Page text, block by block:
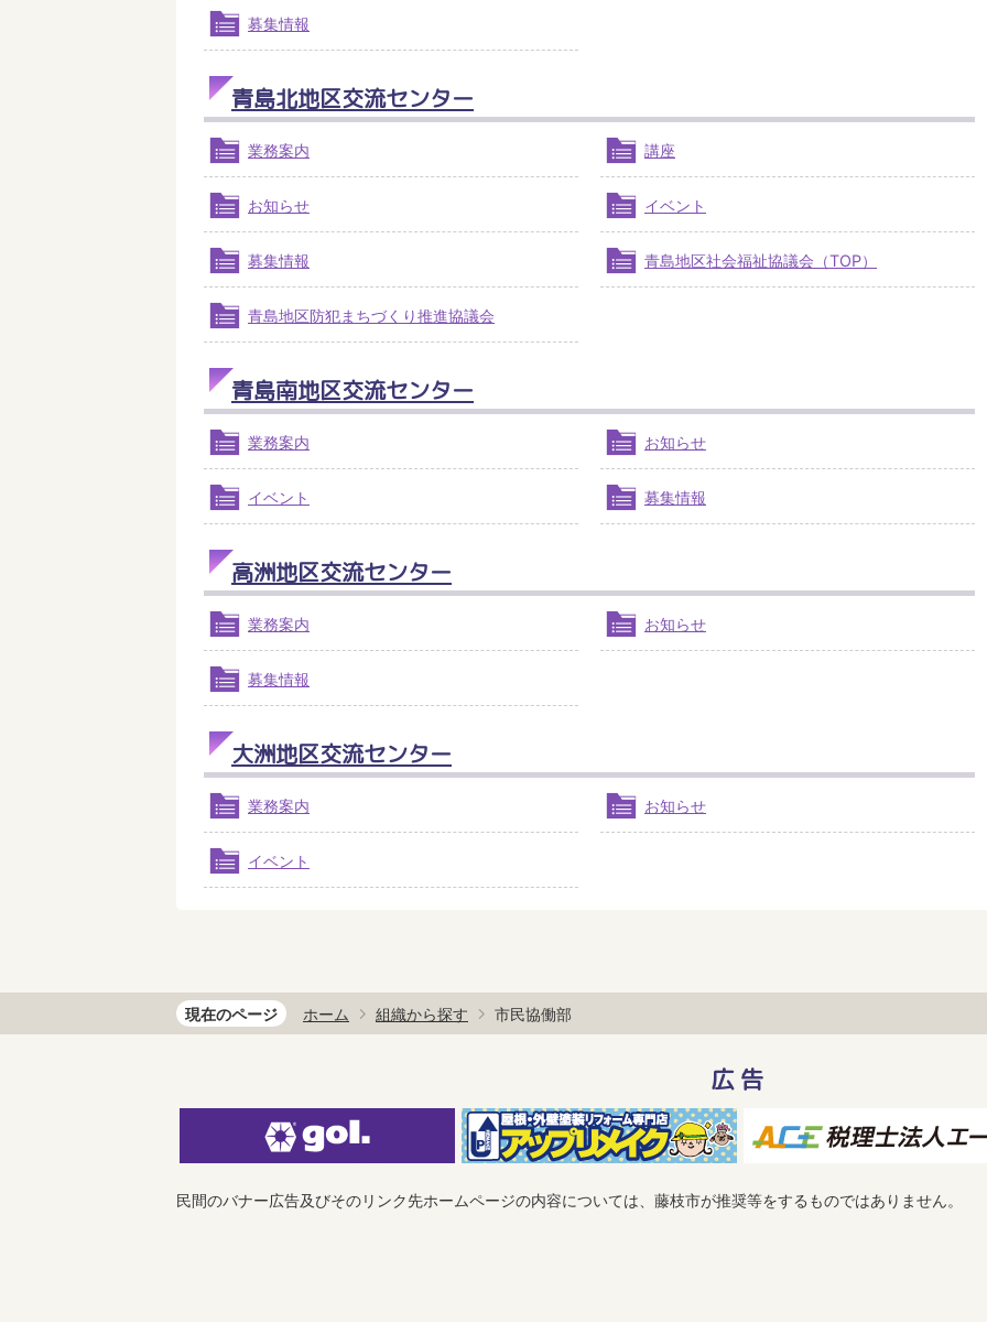
募集情報
青島北地区交流センター
業務案内 講座
お知らせ イベント
募集情報 青島地区社会福祉協議会（TOP）
青島地区防犯まちづくり推進協議会
青島南地区交流センター
業務案内 お知らせ
イベント 募集情報
高洲地区交流センター
業務案内 お知らせ
募集情報
大洲地区交流センター
業務案内 お知らせ
イベント
現在のページ ホーム 組織から探す 市民協働部
広告
民間のバナー広告及びそのリンク先ホームページの内容については、藤枝市が推奨等をするものではありません。